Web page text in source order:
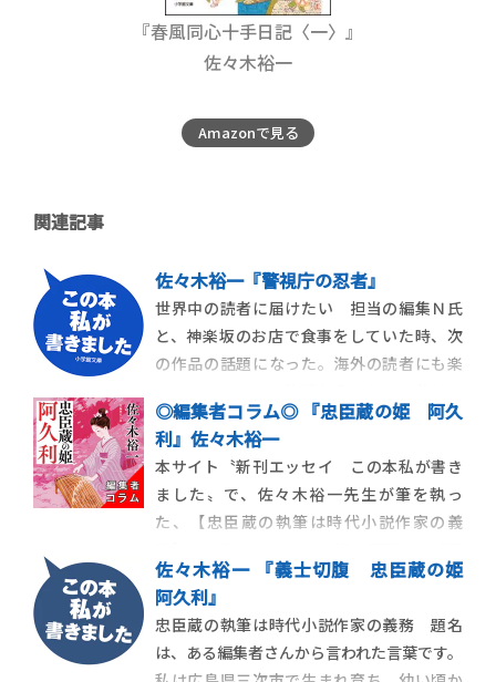
『春風同心十手日記〈一〉』
佐々木裕一
Amazonで見る
関連記事
佐々木裕一『警視庁の忍者』
世界中の読者に届けたい 担当の編集Ｎ氏
と、神楽坂のお店で食事をしていた時、次
の作品の話題になった。海外の読者にも楽
う打ち明けた。現代物だと。時代小説作家
が現代物を書きたいというのに、Ｎ氏は笑
って流すことなく、真剣に聞いてくださっ
た。日本に興味を持っている海外の人は、
忍者も好きだとい
◎編集者コラム◎ 『忠臣蔵の姫 阿久
利』佐々木裕一
本サイト〝新刊エッセイ この本私が書き
ました〟で、佐々木裕一先生が筆を執っ
た、【忠臣蔵の執筆は時代小説作家の義
名は、ある編集者さんから言われた言葉で
す。》と記されていますが、大人気作家さ
んに対して、ひどく偉そうに提案したと思
われる大層失礼な人物は、おそらく担当者
佐々木裕一 『義士切腹 忠臣蔵の姫
阿久利』
忠臣蔵の執筆は時代小説作家の義務 題名
は、ある編集者さんから言われた言葉です。